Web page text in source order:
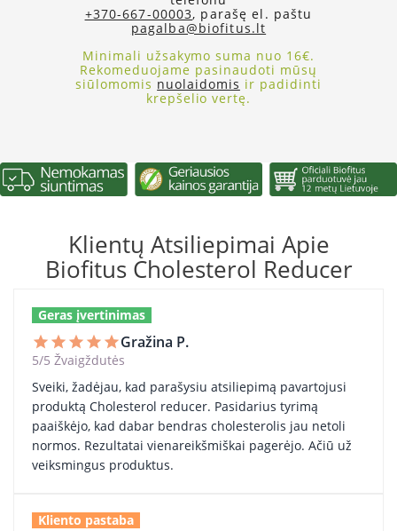
+370-667-00003, parašę el. paštu
pagalba@biofitus.lt
Minimali užsakymo suma nuo 16€.
Rekomeduojame pasinaudoti mūsų
siūlomomis nuolaidomis ir padidinti
krepšelio vertę.
Klientų Atsiliepimai Apie
Biofitus Cholesterol Reducer
Geras įvertinimas
star star star star starGražina P.
5/5 Žvaigždutės
Sveiki, žadėjau, kad parašysiu atsiliepimą pavartojusi
produktą Cholesterol reducer. Pasidarius tyrimą
paaiškėjo, kad dabar bendras cholesterolis jau netoli
normos. Rezultatai vienareikšmiškai pagerėjo. Ačiū už
veiksmingus produktus.
Kliento pastaba